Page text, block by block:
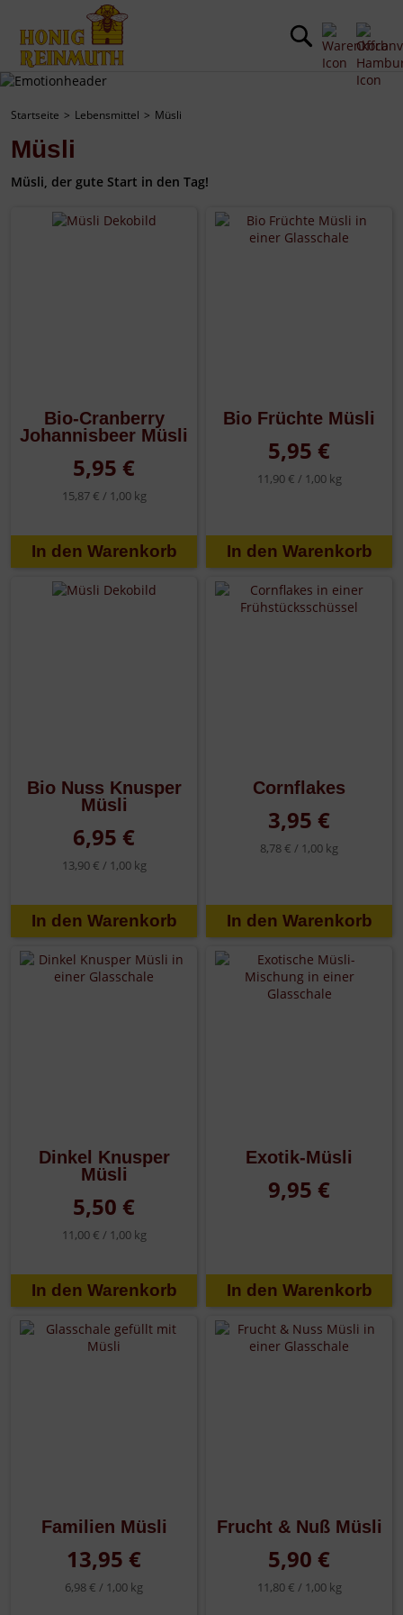
Startseite Lebensmittel Müsli
Müsli
Müsli, der gute Start in den Tag!
Bio-Cranberry
Johannisbeer Müsli
5,95 €
15,87 € / 1,00 kg
Bio Früchte Müsli
5,95 €
11,90 € / 1,00 kg
Bio Nuss Knusper
Müsli
6,95 €
13,90 € / 1,00 kg
Cornflakes
3,95 €
8,78 € / 1,00 kg
Dinkel Knusper
Müsli
5,50 €
11,00 € / 1,00 kg
Exotik-Müsli
9,95 €
Familien Müsli
13,95 €
6,98 € / 1,00 kg
Frucht & Nuß Müsli
5,90 €
11,80 € / 1,00 kg